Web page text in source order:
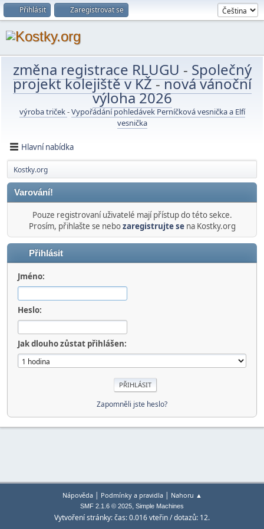
Přihlásit Zaregistrovat se
změna registrace RLUGU - Společný
projekt kolejiště v KŽ-nová vánoční
výloha 2026
výroba triček-Vypořádání pohledávek Perníčková vesnička a Elfí
vesnička
Hlavní nabídka
Kostky.org
Varování!
Pouze registrovaní uživatelé mají přístup do této sekce.
Prosím, přihlašte se nebozaregistrujte sena Kostky.org
Přihlásit
Jméno:
Heslo:
Jak dlouho zůstat přihlášen:
Zapomněli jste heslo?
Nápověda| Podmínky a pravidla| Nahoru ▲
SMF 2.1.6 © 2025, Simple Machines
Vytvoření stránky: čas: 0.016 vteřin / dotazů: 12.